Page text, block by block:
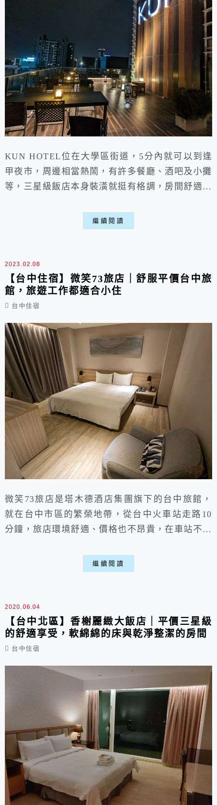
KUN HOTEL位在大學區街道，5分內就可以到逢
甲夜市，周邊相當熱鬧，有許多餐廳、酒吧及小攤
等，三星級飯店本身裝潢就挺有格調，房間舒適之
施，如果跟三五好友一起來玩，那這邊會是個好的
繼續閱讀
2023.02.08
【台中住宿】微笑73旅店｜舒服平價台中旅
館，旅遊工作都適合小住
台中住宿
微笑73旅店是塔木德酒店集團旗下的台中旅館，
就在台中市區的繁榮地帶，從台中火車站走路10
分鐘，旅店環境舒適、價格也不昂貴，在車站不遠
家，挺有質感的旅店，朋友也都很滿意這間喵。
繼續閱讀
2020.06.04
【台中北區】香榭麗緻大飯店｜平價三星級
的舒適享受，軟綿綿的床與乾淨整潔的房間
台中住宿